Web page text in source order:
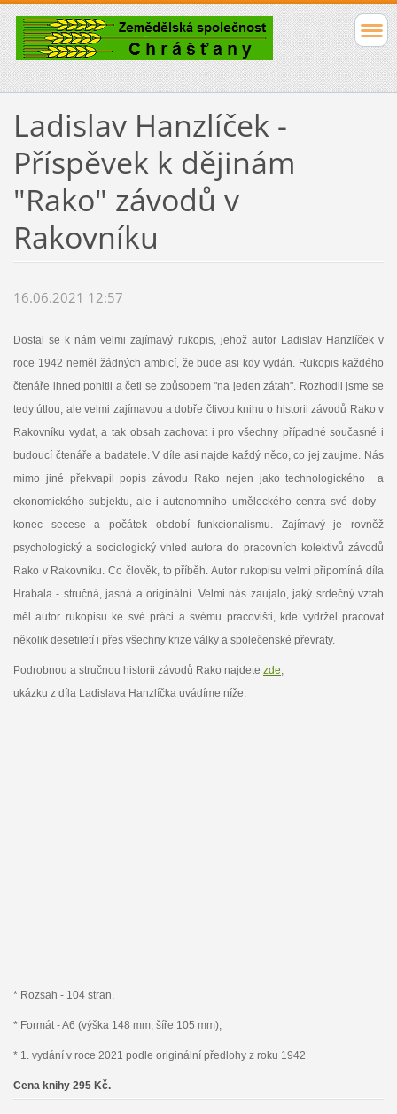
Ladislav Hanzlíček -
Příspěvek k dějinám
"Rako" závodů v
Rakovníku
16.06.2021 12:57
Dostal se k nám velmi zajímavý rukopis, jehož autor Ladislav Hanzlíček v
roce 1942 neměl žádných ambicí, že bude asi kdy vydán. Rukopis každého
čtenáře ihned pohltil a četl se způsobem "na jeden zátah". Rozhodli jsme se
tedy útlou, ale velmi zajímavou a dobře čtivou knihu o historii závodů Rako v
Rakovníku vydat, a tak obsah zachovat i pro všechny případné současné i
budoucí čtenáře a badatele. V díle asi najde každý něco, co jej zaujme. Nás
mimo jiné překvapil popis závodu Rako nejen jako technologického a
ekonomického subjektu, ale i autonomního uměleckého centra své doby -
konec secese a počátek období funkcionalismu. Zajímavý je rovněž
psychologický a sociologický vhled autora do pracovních kolektivů závodů
Rako v Rakovníku. Co člověk, to příběh. Autor rukopisu velmi připomíná díla
Hrabala - stručná, jasná a originální. Velmi nás zaujalo, jaký srdečný vztah
měl autor rukopisu ke své práci a svému pracovišti, kde vydržel pracovat
několik desetiletí i přes všechny krize války a společenské převraty.
Podrobnou a stručnou historii závodů Rako najdete zde,
ukázku z díla Ladislava Hanzlíčka uvádíme níže.
* Rozsah - 104 stran,
* Formát - A6 (výška 148 mm, šíře 105 mm),
* 1. vydání v roce 2021 podle originální předlohy z roku 1942
Cena knihy 295 Kč.